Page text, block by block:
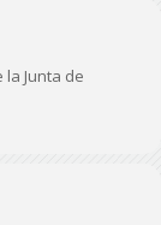
Junta de